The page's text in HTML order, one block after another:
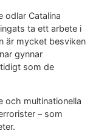
odlar Catalina
ta ett arbete i
är mycket besviken
gynnar
som de
och multinationella
– som